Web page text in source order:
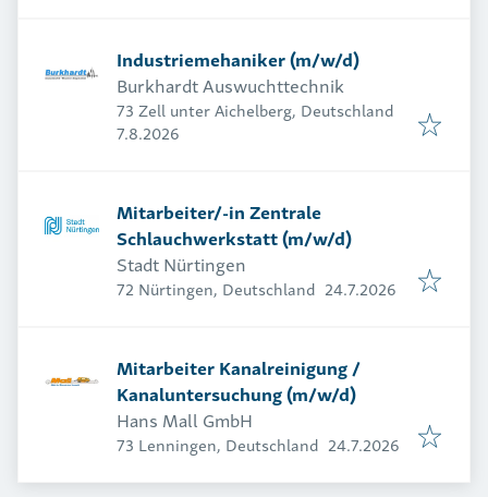
Industriemehaniker (m/w/d)
Burkhardt Auswuchttechnik
73 Zell unter Aichelberg, Deutschland
Veröffentlicht
7.8.2026
Mitarbeiter/-in Zentrale
Schlauchwerkstatt (m/w/d)
Stadt Nürtingen
72 Nürtingen, Deutschland Veröffentlicht:
24.7.2026
Mitarbeiter Kanalreinigung /
Kanaluntersuchung (m/w/d)
Hans Mall GmbH
73 Lenningen, Deutschland Veröffentlicht:
24.7.2026